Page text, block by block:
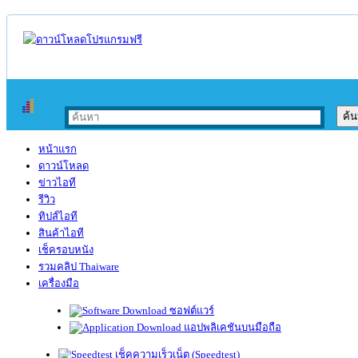
หน้าแรก
ดาวน์โหลด
ข่าวไอที
รีวิว
ทิปส์ไอที
สินค้าไอที
เช็ครอบหนัง
รวมคลิป Thaiware
เครื่องมือ
ซอฟต์แวร์
แอปพลิเคชันบนมือถือ
เช็คความเร็วเน็ต (Speedtest)